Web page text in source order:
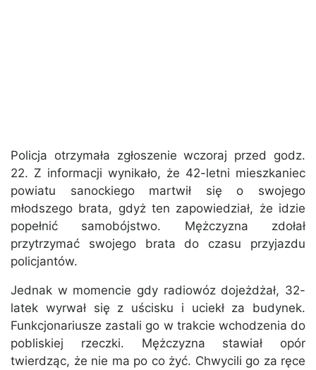
Policja otrzymała zgłoszenie wczoraj przed godz.
22. Z informacji wynikało, że 42-letni mieszkaniec
powiatu sanockiego martwił się o swojego
młodszego brata, gdyż ten zapowiedział, że idzie
popełnić samobójstwo. Mężczyzna zdołał
przytrzymać swojego brata do czasu przyjazdu
policjantów.
Jednak w momencie gdy radiowóz dojeżdżał, 32-
latek wyrwał się z uścisku i uciekł za budynek.
Funkcjonariusze zastali go w trakcie wchodzenia do
pobliskiej rzeczki. Mężczyzna stawiał opór
twierdząc, że nie ma po co żyć. Chwycili go za ręce